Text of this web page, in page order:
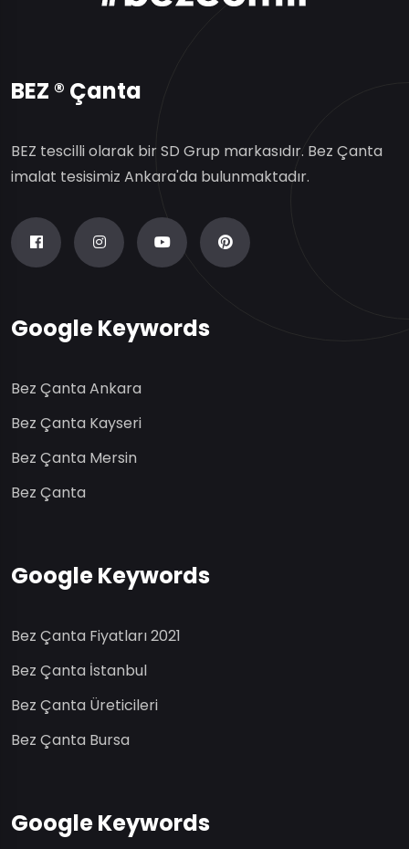
BEZ ® Çanta
BEZ tescilli olarak bir SD Grup markasıdır. Bez Çanta
imalat tesisimiz Ankara'da bulunmaktadır.
Google Keywords
Bez Çanta Ankara
Bez Çanta Kayseri
Bez Çanta Mersin
Bez Çanta
Google Keywords
Bez Çanta Fiyatları 2021
Bez Çanta İstanbul
Bez Çanta Üreticileri
Bez Çanta Bursa
Google Keywords